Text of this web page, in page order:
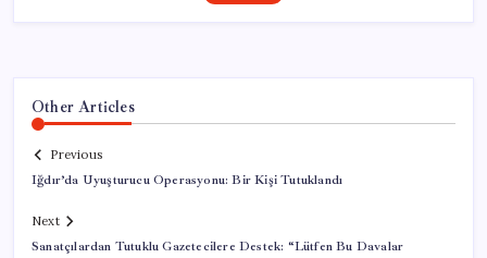
Other Articles
Previous
Iğdır’da Uyuşturucu Operasyonu: Bir Kişi Tutuklandı
Next
Sanatçılardan Tutuklu Gazetecilere Destek: “Lütfen Bu Davalar